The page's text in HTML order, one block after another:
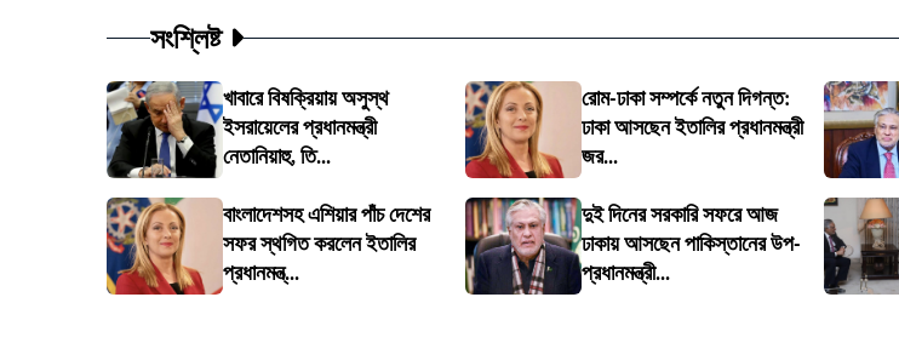
সংশ্লিষ্ট
খাবারে বিষক্রিয়ায় অসুস্থ
ইসরায়েলের প্রধানমন্ত্রী
নেতানিয়াহু, তি...
রোম-ঢাকা সম্পর্কে নতুন দিগন্ত:
ঢাকা আসছেন ইতালির প্রধানমন্ত্রী
জর...
বাংলাদেশসহ এশিয়ার পাঁচ দেশের
সফর স্থগিত করলেন ইতালির
প্রধানমন্ত্...
দুই দিনের সরকারি সফরে আজ
ঢাকায় আসছেন পাকিস্তানের উপ-
প্রধানমন্ত্রী...